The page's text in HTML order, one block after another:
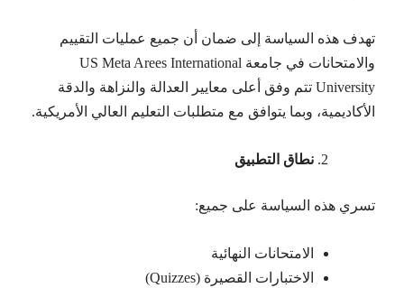
تهدف هذه السياسة إلى ضمان أن جميع عمليات التقييم
والامتحانات في جامعة US Meta Arees International
University تتم وفق أعلى معايير العدالة والنزاهة والدقة
الأكاديمية، وبما يتوافق مع متطلبات التعليم العالي الأمريكية.
نطاق التطبيق
تسري هذه السياسة على جميع:
الامتحانات النهائية
الاختبارات القصيرة (Quizzes)